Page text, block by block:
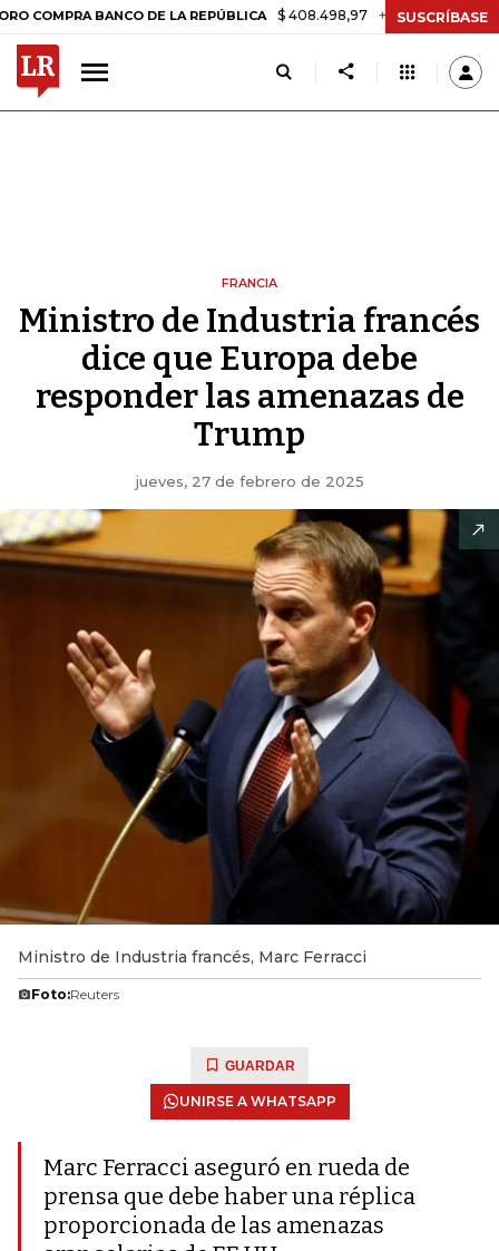
BANCO DE LA REPÚBLICA $ 408.498,97 +$ 8.753,81 +2,19%
SUSCRÍBASE
FRANCIA
Ministro de Industria francés
dice que Europa debe
responder las amenazas de
Trump
jueves, 27 de febrero de 2025
Ministro de Industria francés, Marc Ferracci
Foto:Reuters
GUARDAR
UNIRSE A WHATSAPP
Marc Ferracci aseguró en rueda de
prensa que debe haber una réplica
proporcionada de las amenazas